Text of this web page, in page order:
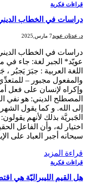
قراءات فكرية
دراسات في الخطاب
د. عدنان عويد7 مارس,2025
دراسات في الخطاب
عويّد* الجبر لغة: جاء في
اللغة العربية : جبَرَ يَجبُر ،
والمفعول مجبور –
وإكراه لإنسان على فعل
المصطلح الديني: هو نفي
إلى الله. و كما يقول
الجَبريَّة بذلك لأنهم
اختيار له، وأن الفاعل
سبحانه أجبر العباد على
قراءة المزيد
قراءات فكرية
هل القيم الليبراليّة هي